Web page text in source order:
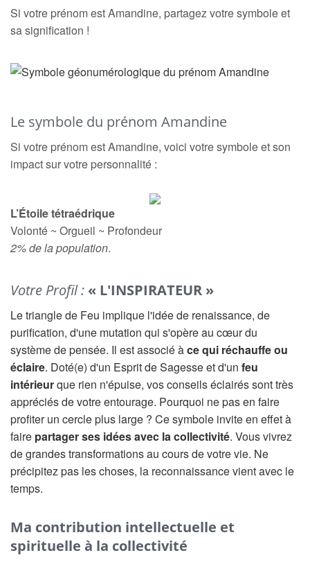
Si votre prénom est Amandine, partagez votre symbole et
sa signification !
Le symbole du prénom Amandine
Si votre prénom est Amandine, voici votre symbole et son
impact sur votre personnalité :
L’Étoile tétraédrique
Volonté ~ Orgueil ~ Profondeur
2% de la population.
Votre Profil : « L'INSPIRATEUR »
Le triangle de Feu implique l'idée de renaissance, de
purification, d'une mutation qui s'opère au cœur du
système de pensée. Il est associé àce qui réchauffe ou
éclaire. Doté(e) d'un Esprit de Sagesse et d'un feu
intérieurque rien n'épuise, vos conseils éclairés sont très
appréciés de votre entourage. Pourquoi ne pas en faire
profiter un cercle plus large ? Ce symbole invite en effet à
faire partager ses idées avec la collectivité. Vous vivrez
de grandes transformations au cours de votre vie. Ne
précipitez pas les choses, la reconnaissance vient avec le
temps.
Ma contribution intellectuelle et
spirituelle à la collectivité